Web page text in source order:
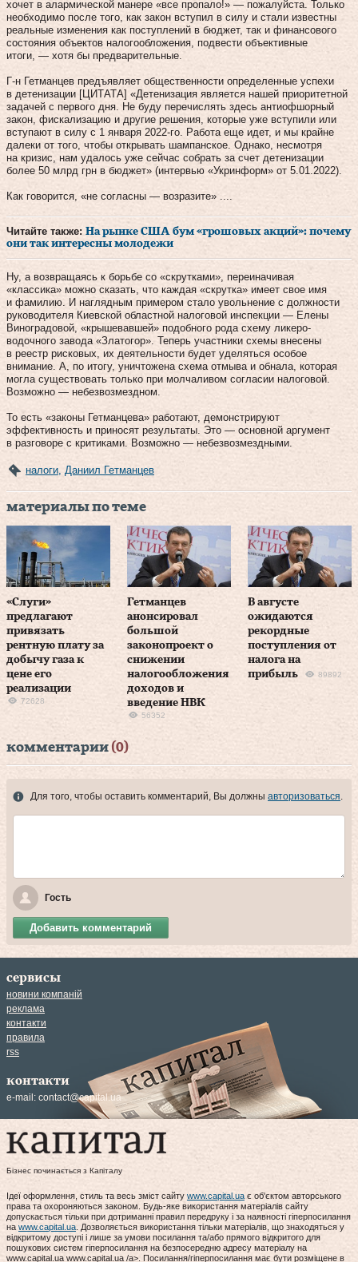
хочет в алармической манере «все пропало!» — пожалуйста. Только
необходимо после того, как закон вступил в силу и стали известны
реальные изменения как поступлений в бюджет, так и финансового
состояния объектов налогообложения, подвести объективные
итоги, — хотя бы предварительные.
Г-н Гетманцев предъявляет общественности определенные успехи
в детенизации [ЦИТАТА] «Детенизация является нашей приоритетной
задачей с первого дня. Не буду перечислять здесь антиофшорный
закон, фискализацию и другие решения, которые уже вступили или
вступают в силу с 1 января 2022-го. Работа еще идет, и мы крайне
далеки от того, чтобы открывать шампанское. Однако, несмотря
на кризис, нам удалось уже сейчас собрать за счет детенизации
более 50 млрд грн в бюджет» (интервью «Укринформ» от 5.01.2022).
Как говорится, «не согласны — возразите» ....
Читайте также: На рынке США бум «грошовых акций»: почему
они так интересны молодежи
Ну, а возвращаясь к борьбе со «скрутками», переиначивая
«классика» можно сказать, что каждая «скрутка» имеет свое имя
и фамилию. И наглядным примером стало увольнение с должности
руководителя Киевской областной налоговой инспекции — Елены
Виноградовой, «крышевавшей» подобного рода схему ликеро-
водочного завода «Златогор». Теперь участники схемы внесены
в реестр рисковых, их деятельности будет уделяться особое
внимание. А, по итогу, уничтожена схема отмыва и обнала, которая
могла существовать только при молчаливом согласии налоговой.
Возможно — небезвозмездном.
То есть «законы Гетманцева» работают, демонстрируют
эффективность и приносят результаты. Это — основной аргумент
в разговоре с критиками. Возможно — небезвозмездными.
налоги Даниил Гетманцев
материалы по теме
«Слуги»
предлагают
привязать
рентную плату за
добычу газа к
цене его
реализации
72628
Гетманцев
анонсировал
большой
законопроект о
снижении
налогообложения
доходов и
введение НВК
56352
В августе
ожидаются
рекордные
поступления от
налога на
прибыль
89892
комментарии (0)
Для того, чтобы оставить комментарий, Вы должны авторизоваться.
Гость
Добавить комментарий
сервисы
новини компаній
реклама
контакти
правила
rss
контакти
e-mail: contact@capital.ua
Бізнес починається з Капіталу
Ідеї оформлення, стиль та весь зміст сайту www.capital.ua є об'єктом авторського
права та охороняються законом. Будь-яке використання матеріалів сайту
допускається тільки при дотриманні правил передруку і за наявності гіперпосилання
наwww.capital.ua. Дозволяється використання тільки матеріалів, що знаходяться у
відкритому доступі і лише за умови посилання та/або прямого відкритого для
пошукових систем гіперпосилання на безпосередню адресу матеріалу на
www.capital.ua www.capital.ua /a>. Посилання/гіперпосилання має бути розміщене в